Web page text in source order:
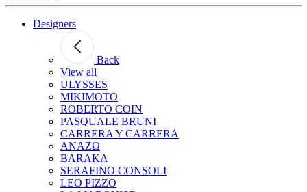
Designers
Back
View all
ULYSSES
MIKIMOTO
ROBERTO COIN
PASQUALE BRUNI
CARRERA Y CARRERA
ANAZΩ
BARAKA
SERAFINO CONSOLI
LEO PIZZO